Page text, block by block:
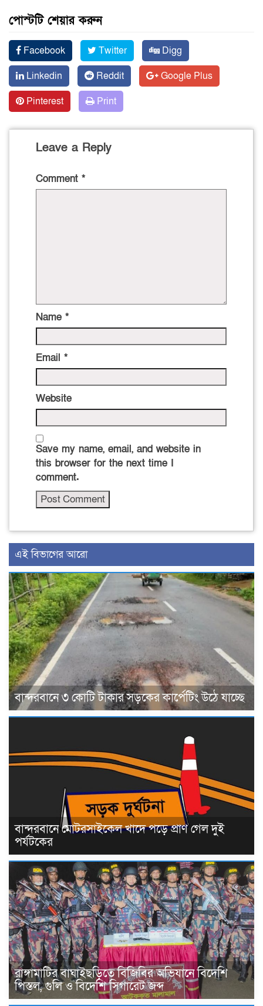
পোস্টটি শেয়ার করুন
Facebook Twitter
Digg
Linkedin
Reddit
Google Plus
Pinterest
Print
Leave a Reply
Comment *
Name *
Email *
Website
Save my name, email, and website in
this browser for the next time I
comment.
এই বিভাগের আরো
বান্দরবানে ৩ কোটি টাকার সড়কের কার্পেটিং উঠে যাচ্ছে
বান্দরবানে মোটরসাইকেল খাদে পড়ে প্রাণ গেল দুই
পর্যটকের
রাঙ্গামাটির বাঘাইছড়িতে বিজিবির অভিযানে বিদেশি
পিস্তল, গুলি ও বিদেশি সিগারেট জব্দ